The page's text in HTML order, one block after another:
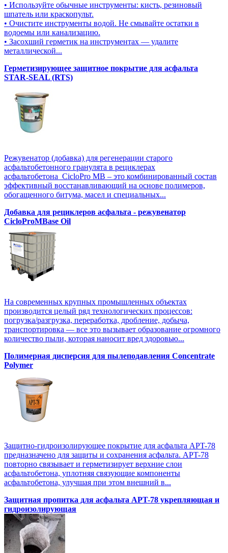
• Используйте обычные инструменты: кисть, резиновый
шпатель или краскопульт.
• Очистите инструменты водой. Не смывайте остатки в
водоемы или канализацию.
• Засохший герметик на инструментах — удалите
металлической...
Герметизирующее защитное покрытие для асфальта
STAR-SEAL (RTS)
Режувенатор (добавка) для регенерации старого
асфальтобетонного гранулята в рециклерах
асфальтобетона CicloPro MB – это комбинированный состав
эффективный восстанавливающий на основе полимеров,
обогащенного битума, масел и специальных...
Добавка для рециклеров асфальта - режувенатор
CicloProMBase Oil
На современных крупных промышленных объектах
производится целый ряд технологических процессов:
погрузка/разгрузка, переработка, дробление, добыча,
транспортировка — все это вызывает образование огромного
количество пыли, которая наносит вред здоровью...
Полимерная дисперсия для пылеподавления Concentrate
Polymer
Защитно-гидроизолирующее покрытие для асфальта APT-78
предназначено для защиты и сохранения асфальта. APT-78
повторно связывает и герметизирует верхние слои
асфальтобетона, уплотняя связующие компоненты
асфальтобетона, улучшая при этом внешний в...
Защитная пропитка для асфальта APT-78 укрепляющая и
гидроизолирующая